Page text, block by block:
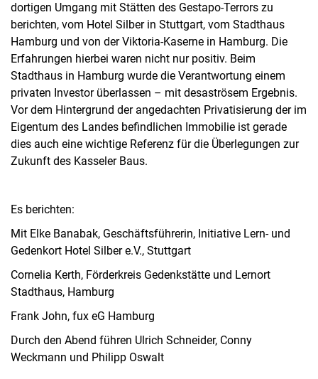
dortigen Umgang mit Stätten des Gestapo-Terrors zu
berichten, vom Hotel Silber in Stuttgart, vom Stadthaus
Hamburg und von der Viktoria-Kaserne in Hamburg. Die
Erfahrungen hierbei waren nicht nur positiv. Beim
Stadthaus in Hamburg wurde die Verantwortung einem
privaten Investor überlassen – mit desaströsem Ergebnis.
Vor dem Hintergrund der angedachten Privatisierung der im
Eigentum des Landes befindlichen Immobilie ist gerade
dies auch eine wichtige Referenz für die Überlegungen zur
Zukunft des Kasseler Baus.
Es berichten:
Mit Elke Banabak, Geschäftsführerin, Initiative Lern- und
Gedenkort Hotel Silber e.V., Stuttgart
Cornelia Kerth, Förderkreis Gedenkstätte und Lernort
Stadthaus, Hamburg
Frank John, fux eG Hamburg
Durch den Abend führen Ulrich Schneider, Conny
Weckmann und Philipp Oswalt